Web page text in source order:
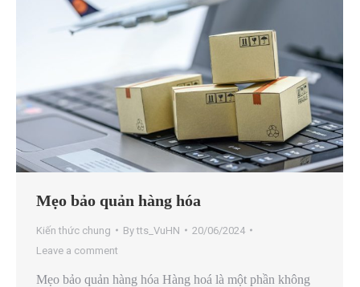
Mẹo bảo quản hàng hóa
Kiến thức chung Bytts_VuHN
20/06/2024
Leave a comment
Mẹo bảo quản hàng hóa Hàng hoá là một phần không